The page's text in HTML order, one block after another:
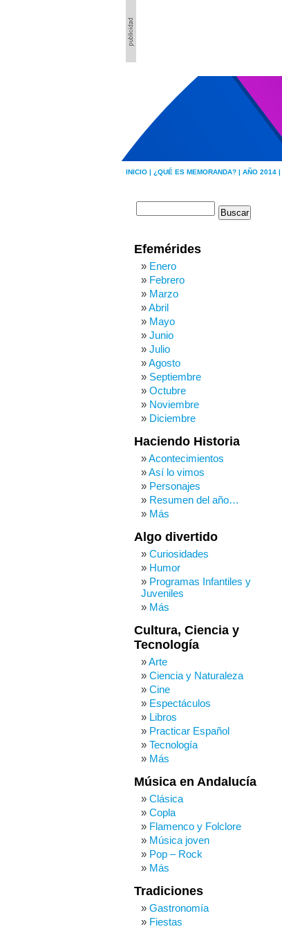
INICIO | ¿QUÉ ES MEMORANDA? | AÑO 2014 |
Efemérides
Enero
Febrero
Marzo
Abril
Mayo
Junio
Julio
Agosto
Septiembre
Octubre
Noviembre
Diciembre
Haciendo Historia
Acontecimientos
Así lo vimos
Personajes
Resumen del año…
Más
Algo divertido
Curiosidades
Humor
Programas Infantiles y
Juveniles
Más
Cultura, Ciencia y
Tecnología
Arte
Ciencia y Naturaleza
Cine
Espectáculos
Libros
Practicar Español
Tecnología
Más
Música en Andalucía
Clásica
Copla
Flamenco y Folclore
Música joven
Pop – Rock
Más
Tradiciones
Gastronomía
Fiestas